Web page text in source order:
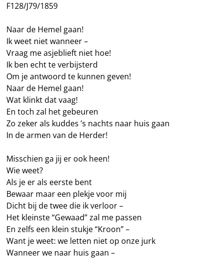
F128/J79/1859
Naar de Hemel gaan!
Ik weet niet wanneer –
Vraag me asjeblieft niet hoe!
Ik ben echt te verbijsterd
Om je antwoord te kunnen geven!
Naar de Hemel gaan!
Wat klinkt dat vaag!
En toch zal het gebeuren
Zo zeker als kuddes ’s nachts naar huis gaan
In de armen van de Herder!
Misschien ga jij er ook heen!
Wie weet?
Als je er als eerste bent
Bewaar maar een plekje voor mij
Dicht bij de twee die ik verloor –
Het kleinste “Gewaad” zal me passen
En zelfs een klein stukje “Kroon” –
Want je weet: we letten niet op onze jurk
Wanneer we naar huis gaan –